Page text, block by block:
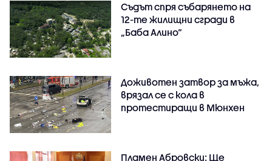
Съдът спря събарянето на
12-те жилищни сгради в
„Баба Алино“
Доживотен затвор за мъжа,
врязал се с кола в
протестиращи в Мюнхен
Пламен Абровски: Ще